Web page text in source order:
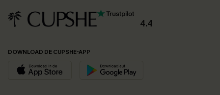
4.4
DOWNLOAD DE CUPSHE-APP